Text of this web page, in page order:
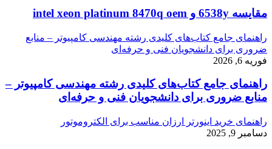
مقایسه 6538y و intel xeon platinum 8470q oem
راهنمای جامع کتاب‌های کلیدی رشته مهندسی کامپیوتر – منابع
ضروری برای دانشجویان فنی و حرفه‌ای
فوریه 6, 2026
راهنمای جامع کتاب‌های کلیدی رشته مهندسی کامپیوتر –
منابع ضروری برای دانشجویان فنی و حرفه‌ای
راهنمای خرید اینورتر ارزان مناسب برای الکتروموتور
دسامبر 9, 2025